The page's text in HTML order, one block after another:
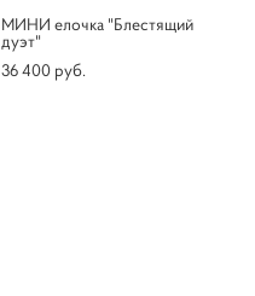
МИНИ елочка "Блестящий
дуэт"
36 400 pуб.